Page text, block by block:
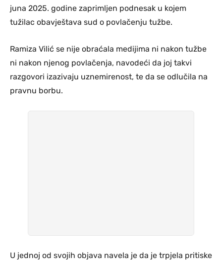
juna 2025. godine zaprimljen podnesak u kojem
tužilac obavještava sud o povlačenju tužbe.
Ramiza Vilić se nije obraćala medijima ni nakon tužbe
ni nakon njenog povlačenja, navodeći da joj takvi
razgovori izazivaju uznemirenost, te da se odlučila na
pravnu borbu.
U jednoj od svojih objava navela je da je trpjela pritiske